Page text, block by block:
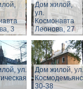
3
Дом жилой,
ул.
Космонавта
Леонова, 27
ул.
Дом жилой,
30-38